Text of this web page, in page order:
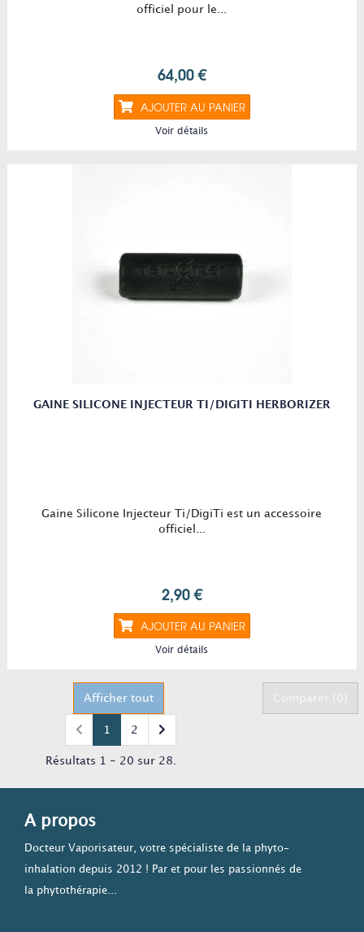
officiel pour le...
64,00 €
AJOUTER AU PANIER
Voir détails
GAINE SILICONE INJECTEUR TI/DIGITI HERBORIZER
Gaine Silicone Injecteur Ti/DigiTi est un accessoire
officiel...
2,90 €
AJOUTER AU PANIER
Voir détails
Afficher tout
1 2
Résultats 1 - 20 sur 28.
A propos
Docteur Vaporisateur, votre spécialiste de la phyto-
inhalation depuis 2012 ! Par et pour les passionnés de
la phytothérapie...